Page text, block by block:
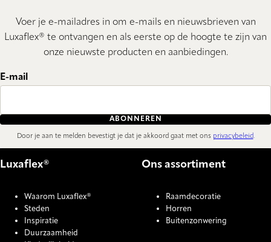
Voer je e-mailadres in om e-mails en nieuwsbrieven van
Luxaflex® te ontvangen en als eerste op de hoogte te zijn van
onze nieuwste producten en aanbiedingen.
E-mail
ABONNEREN
Door je aan te melden bevestigt je dat je akkoord gaat met ons privacybeleid.
Luxaflex®
Waarom Luxaflex®
Steden
Inspiratie
Duurzaamheid
Ons assortiment
Raamdecoratie
Horren
Buitenzonwering